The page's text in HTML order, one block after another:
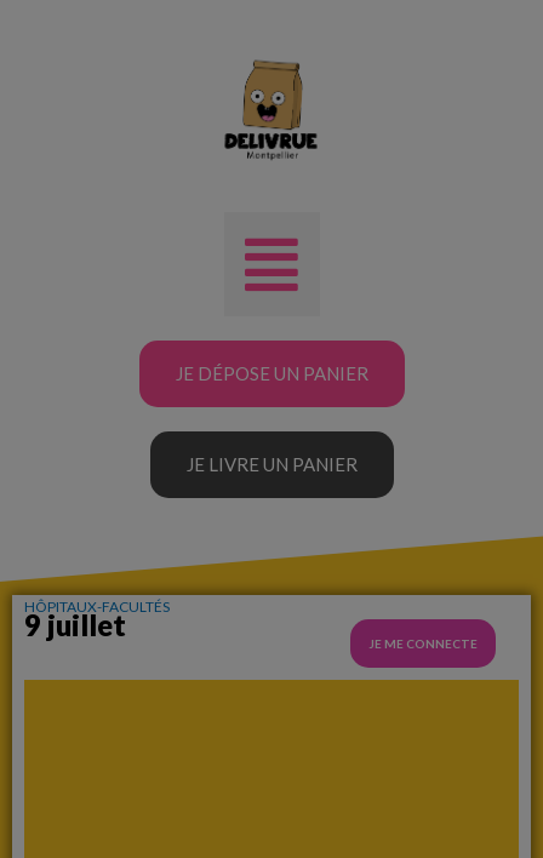
JE DÉPOSE UN PANIER
JE LIVRE UN PANIER
HÔPITAUX-FACULTÉS
9 juillet
JE ME CONNECTE